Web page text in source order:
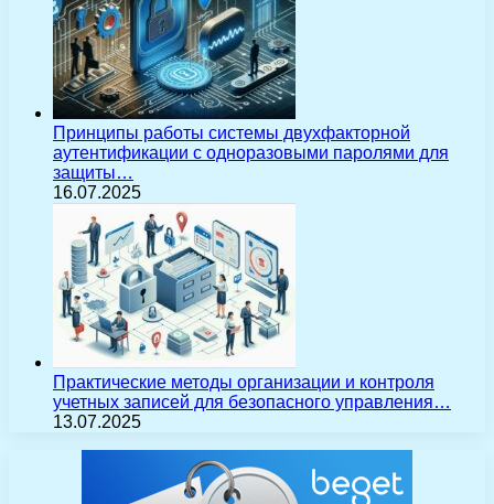
Принципы работы системы двухфакторной
аутентификации с одноразовыми паролями для
защиты…
16.07.2025
Практические методы организации и контроля
учетных записей для безопасного управления…
13.07.2025